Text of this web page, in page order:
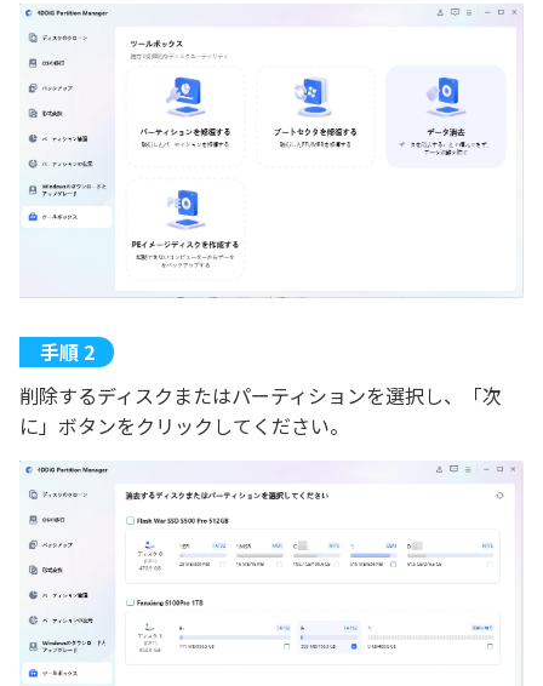
削除するディスクまたはパーティションを選択し、「次
に」ボタンをクリックしてください。